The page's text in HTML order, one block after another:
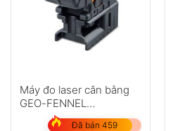
Máy đo laser cân bằng
GEO-FENNEL
DuoCrossPointer3 HP
Đã bán 459